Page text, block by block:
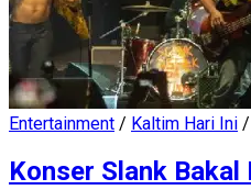
Entertainment / Kaltim Hari Ini /
Konser Slank Bakal